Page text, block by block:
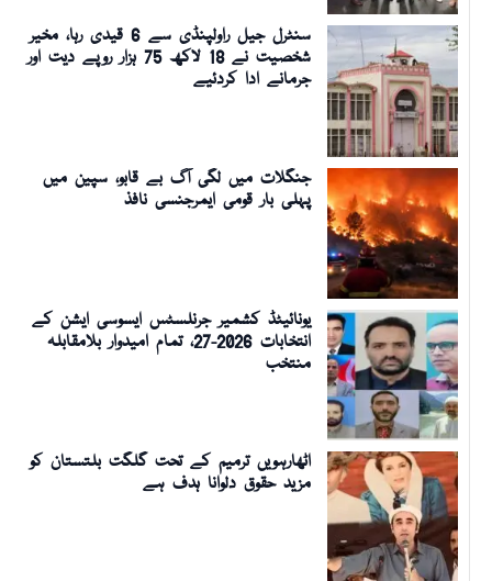
سنٹرل جیل راولپنڈی سے 6 قیدی رہا، مخیر
شخصیت نے 18 لاکھ 75 ہزار روپے دیت اور
جرمانے ادا کردئیے
جنگلات میں لگی آگ بے قابو، سپین میں
پہلی بار قومی ایمرجنسی نافذ
یونائیٹڈ کشمیر جرنلسٹس ایسوسی ایشن کے
انتخابات 2026-27، تمام امیدوار بلامقابلہ
منتخب
اٹھارہویں ترمیم کے تحت گلگت بلتستان کو
مزید حقوق دلوانا ہدف ہے